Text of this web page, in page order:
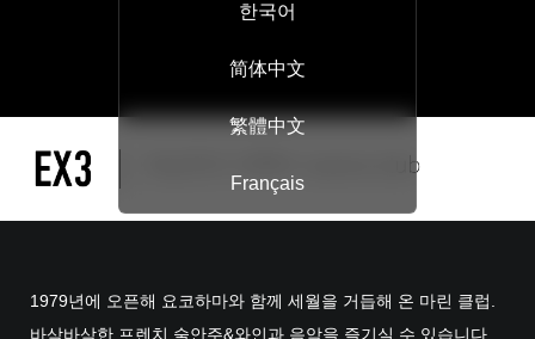
1979년에 오픈해 요코하마와 함께 세월을 거듭해 온 마린 클럽.
바삭바삭한 프렌치 술안주&와인과 음악을 즐기실 수 있습니다.
한국어
简体中文
繁體中文
Français